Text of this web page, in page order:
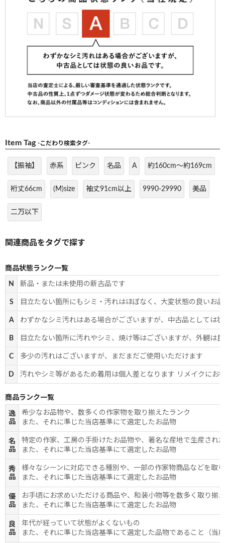
Item Tag -こだわり検索タグ-
【振袖】 赤系 ピンク 名品 A 約160cm～約169cm
裄丈66cm (M)size 袖丈91cm以上 9990-29990 美品
二万以下
商品状態ランク一覧
N 新品・または未使用の新古品です
S 目立たない箇所にもシミ・汚れはほぼなく、大変状態の良いお
A わずかなシミ汚れはある場合がございますが、中古品としては
B 目立たない箇所に汚れやシミ、焼け等はございますが、外観は
C 多少の汚れはございますが、まだまだご使用いただけます
D 汚れやシミ等があるため着用は個人差となります リメイクにお
商品ランク一覧
逸
品
希少なお品物や、数多くの作家物を取り揃えたランク
また、それに準じた当店基準にて選定したお品物
名
品
特定の作家、工房の手掛けたお品物や、著名な産地で生産され
また、それに準じた当店基準にて選定したお品物
秀
品
様々なシーンに対応できる種別や、一部の作家物商品などを取
また、それに準じた当店基準にて選定したお品物
優
品
お手頃にお求めいただける商品や、和装小物等を数多く取り揃
また、それに準じた当店基準にて選定したお品物
良
品
年代が経っていて状態がよくないもの
また、それに準じた当店基準にて選定した品物であること（当